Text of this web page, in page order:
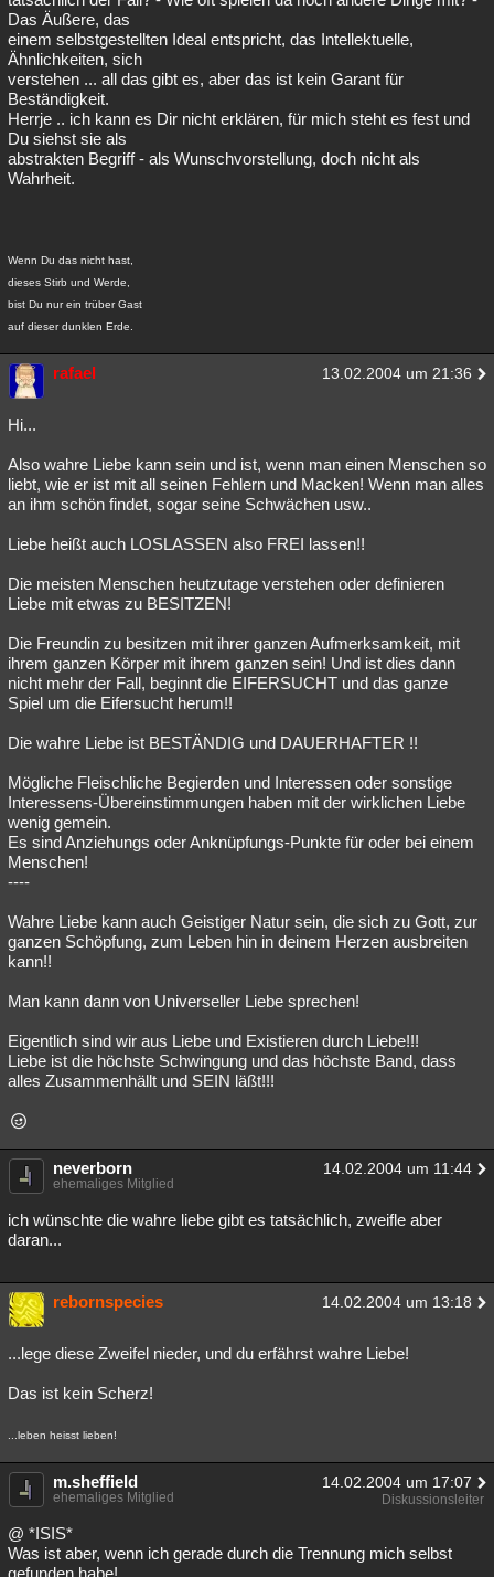
Das Äußere, das
einem selbstgestellten Ideal entspricht, das Intellektuelle,
Ähnlichkeiten, sich
verstehen ... all das gibt es, aber das ist kein Garant für
Beständigkeit.
Herrje .. ich kann es Dir nicht erklären, für mich steht es fest und
Du siehst sie als
abstrakten Begriff - als Wunschvorstellung, doch nicht als
Wahrheit.
Wenn Du das nicht hast,
dieses Stirb und Werde,
bist Du nur ein trüber Gast
auf dieser dunklen Erde.
rafael 13.02.2004 um 21:36
Hi...
Also wahre Liebe kann sein und ist, wenn man einen Menschen so
liebt, wie er ist mit all seinen Fehlern und Macken! Wenn man alles
an ihm schön findet, sogar seine Schwächen usw..
Liebe heißt auch LOSLASSEN also FREI lassen!!
Die meisten Menschen heutzutage verstehen oder definieren
Liebe mit etwas zu BESITZEN!
Die Freundin zu besitzen mit ihrer ganzen Aufmerksamkeit, mit
ihrem ganzen Körper mit ihrem ganzen sein! Und ist dies dann
nicht mehr der Fall, beginnt die EIFERSUCHT und das ganze
Spiel um die Eifersucht herum!!
Die wahre Liebe ist BESTÄNDIG und DAUERHAFTER !!
Mögliche Fleischliche Begierden und Interessen oder sonstige
Interessens-Übereinstimmungen haben mit der wirklichen Liebe
wenig gemein.
Es sind Anziehungs oder Anknüpfungs-Punkte für oder bei einem
Menschen!
----
Wahre Liebe kann auch Geistiger Natur sein, die sich zu Gott, zur
ganzen Schöpfung, zum Leben hin in deinem Herzen ausbreiten
kann!!
Man kann dann von Universeller Liebe sprechen!
Eigentlich sind wir aus Liebe und Existieren durch Liebe!!!
Liebe ist die höchste Schwingung und das höchste Band, dass
alles Zusammenhällt und SEIN läßt!!!
neverborn 14.02.2004 um 11:44
ehemaliges Mitglied
ich wünschte die wahre liebe gibt es tatsächlich, zweifle aber
daran...
rebornspecies 14.02.2004 um 13:18
...lege diese Zweifel nieder, und du erfährst wahre Liebe!
Das ist kein Scherz!
...leben heisst lieben!
m.sheffield 14.02.2004 um 17:07
ehemaliges Mitglied Diskussionsleiter
@ *ISIS*
Was ist aber, wenn ich gerade durch die Trennung mich selbst
gefunden habe!